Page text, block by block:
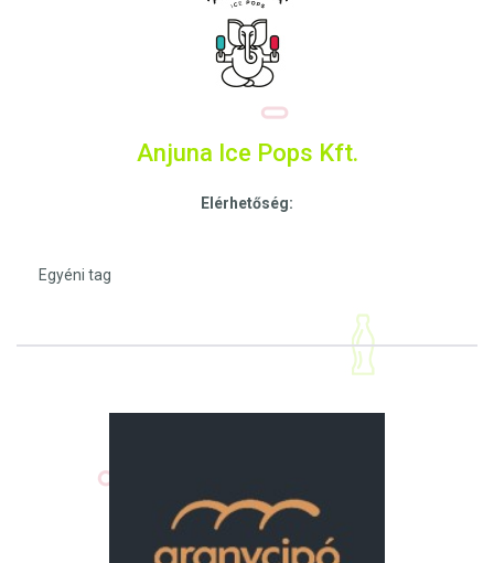
Anjuna Ice Pops Kft.
Elérhetőség:
Egyéni tag